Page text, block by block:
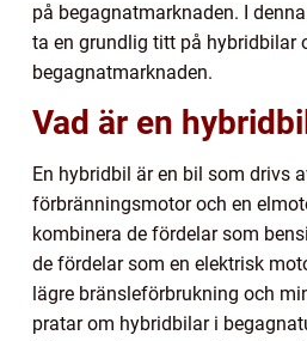
på begagnatmarknaden. I
ta en grundlig titt på hybridbilar
begagnatmarknaden.
Vad är en
En hybridbil är en bil som drivs
förbränningsmotor och en
kombinera de fördelar som
de fördelar som en elektrisk
lägre bränsleförbrukning och
pratar om hybridbilar i